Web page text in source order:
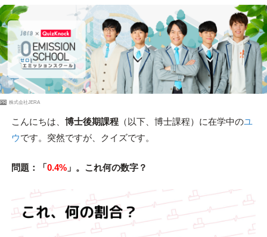
PR 株式会社JERA
こんにちは、 博士後期課程（以下、博士課程）に在学中のユ
ウです。突然ですが、クイズです。
問題：「0.4%」。これ何の数字？